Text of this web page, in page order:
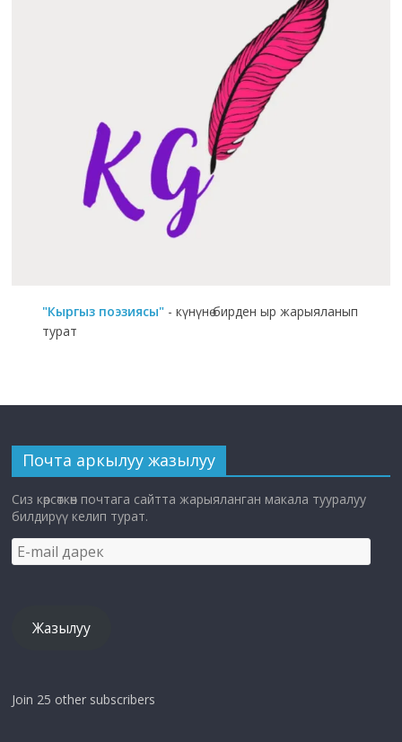
"Кыргыз поэзиясы" - күнүнө бирден ыр жарыяланып
турат
Почта аркылуу жазылуу
Сиз көрсөткөн почтага сайтта жарыяланган макала тууралуу
билдирүү келип турат.
E-
mail
Жазылуу
Join 25 other subscribers